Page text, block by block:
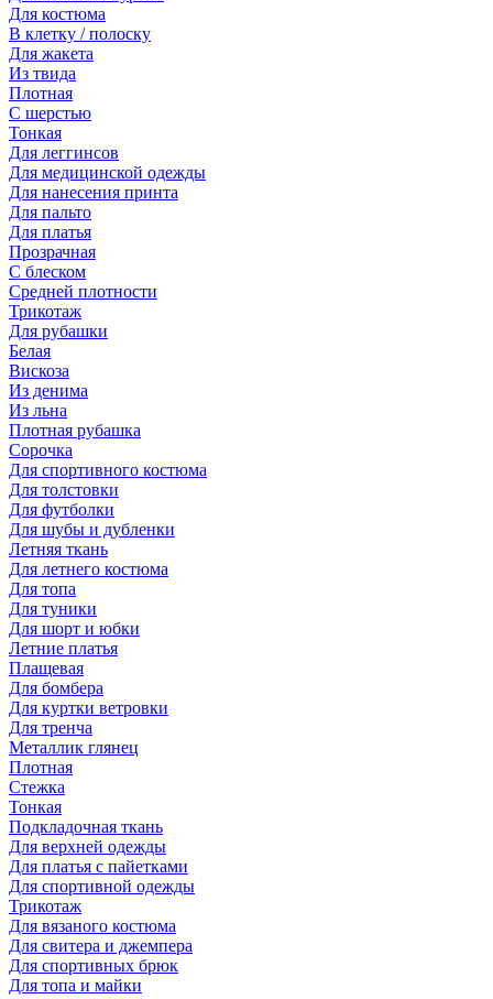
Для костюма
В клетку / полоску
Для жакета
Из твида
Плотная
С шерстью
Тонкая
Для леггинсов
Для медицинской одежды
Для нанесения принта
Для пальто
Для платья
Прозрачная
С блеском
Средней плотности
Трикотаж
Для рубашки
Белая
Вискоза
Из денима
Из льна
Плотная рубашка
Сорочка
Для спортивного костюма
Для толстовки
Для футболки
Для шубы и дубленки
Летняя ткань
Для летнего костюма
Для топа
Для туники
Для шорт и юбки
Летние платья
Плащевая
Для бомбера
Для куртки ветровки
Для тренча
Металлик глянец
Плотная
Стежка
Тонкая
Подкладочная ткань
Для верхней одежды
Для платья с пайетками
Для спортивной одежды
Трикотаж
Для вязаного костюма
Для свитера и джемпера
Для спортивных брюк
Для топа и майки